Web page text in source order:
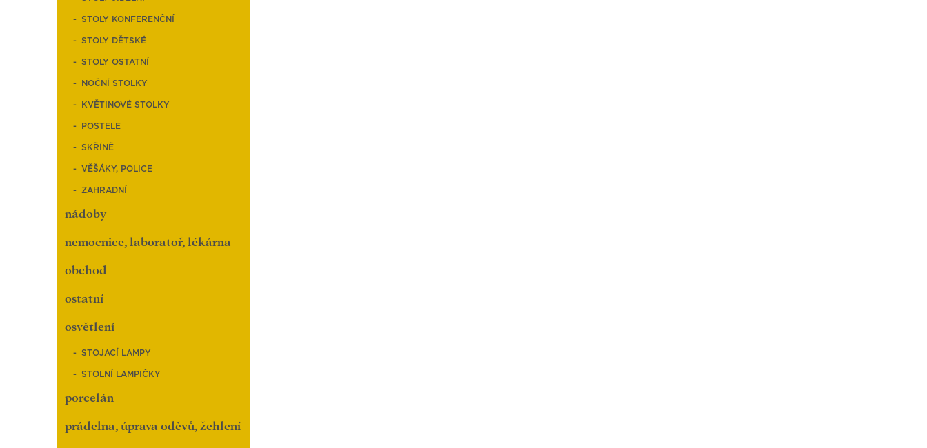
STOLY KONFERENČNÍ
STOLY DĚTSKÉ
STOLY OSTATNÍ
NOČNÍ STOLKY
KVĚTINOVÉ STOLKY
POSTELE
SKŘÍNĚ
VĚŠÁKY, POLICE
ZAHRADNÍ
nádoby
nemocnice, laboratoř, lékárna
obchod
ostatní
osvětlení
STOJACÍ LAMPY
STOLNÍ LAMPIČKY
porcelán
prádelna, úprava oděvů, žehlení